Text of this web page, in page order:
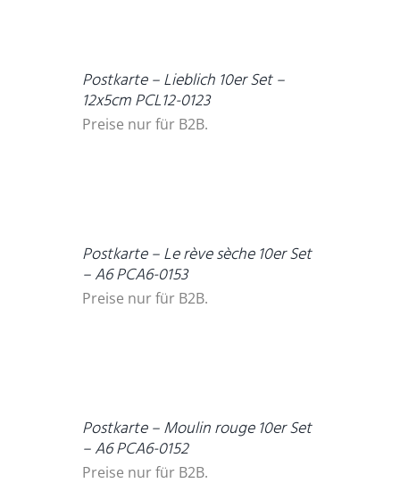
Postkarte – Lieblich 10er Set –
12x5cm PCL12-0123
Preise nur für B2B.
Postkarte – Le rève sèche 10er Set
– A6 PCA6-0153
Preise nur für B2B.
Postkarte – Moulin rouge 10er Set
– A6 PCA6-0152
Preise nur für B2B.